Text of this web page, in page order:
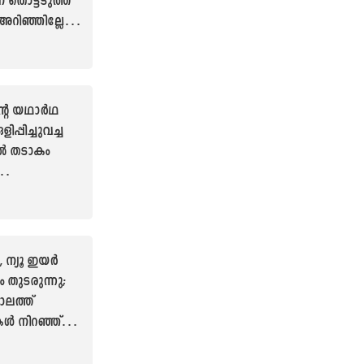
യഥാർഥ
തടാകം
ന്യൂ ഇയർ
തുടരുന്നു;
നിറഞ്ഞ്